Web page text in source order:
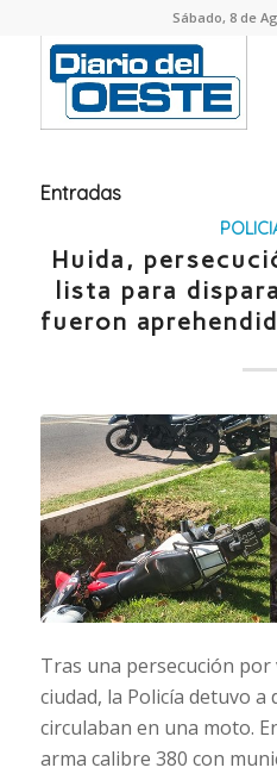
Sábado, 8 de
Entradas
Huida,
lista para
fueron
Tras una persecución por
ciudad, la Policía detuvo a
circulaban en una moto.
arma calibre 380 con